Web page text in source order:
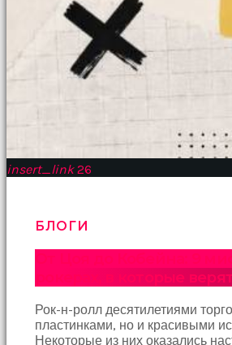
insert_link 26
БЛОГИ
От Цоя до Кобейна: 9
рокерах, в которые
Рок-н-ролл десятилетиями
пластинками, но и красивыми
Некоторые из них оказались